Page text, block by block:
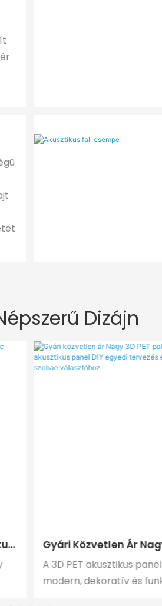
Dizájn
Gyári Közvetlen Ár
Poliészter Akusztikus
Egyedi Tervezés És
Szobaelválasztóhoz
A 3D PET akusztikus
modern, dekoratív és